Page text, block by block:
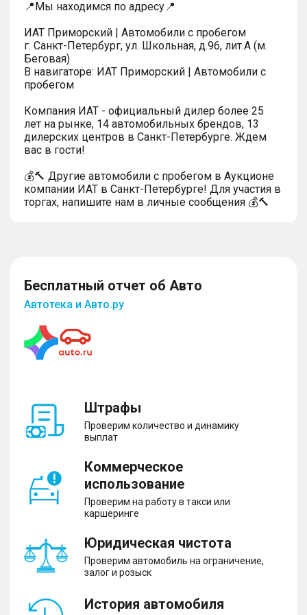
📍Мы находимся по адресу📍
ИАТ Приморский | Автомобили с пробегом
г. Санкт-Петербург, ул. Школьная, д.96, лит.А (м.
Беговая)
В навигаторе: ИАТ Приморский | Автомобили с
пробегом
Компания ИАТ - официальный дилер более 25
лет на рынке, 14 автомобильных брендов, 13
дилерских центров в Санкт-Петербурге. Ждем
вас в гости!
💰🔨 Другие автомобили с пробегом в Аукционе
компании ИАТ в Санкт-Петербурге! Для участия в
торгах, напишите нам в личные сообщения 💰🔨
Бесплатный отчет об Авто
Автотека и Авто.ру
Штрафы
Проверим количество и динамику
выплат
Коммерческое
использование
Проверим на работу в такси или
каршеринге
Юридическая чистота
Проверим автомобиль на ограничение,
залог и розыск
История автомобиля